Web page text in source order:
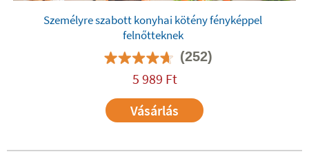
Személyre szabott konyhai kötény fényképpel
felnőtteknek
(252)
5 989 Ft
Vásárlás